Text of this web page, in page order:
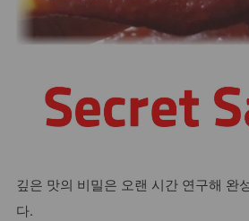
깊은 맛의 비밀은 오랜 시간 연구해 완
다.